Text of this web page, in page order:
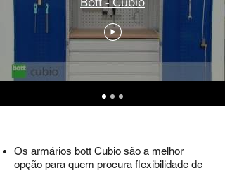
Os armários bott Cubio são a melhor
opção para quem procura flexibilidade de